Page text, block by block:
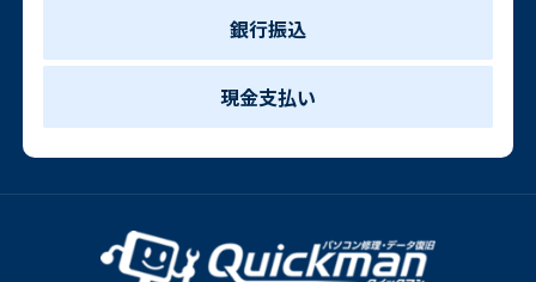
銀行振込
現金支払い